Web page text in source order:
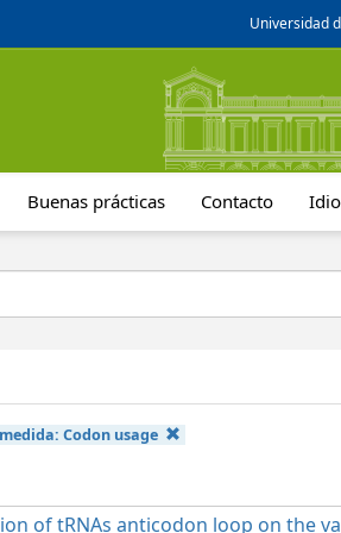
Universidad
Buenas prácticas Contacto
Codon usage
of tRNAs anticodon loop on the